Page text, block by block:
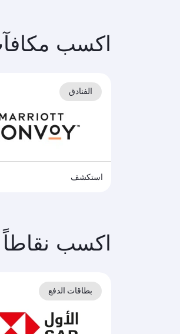
اكسب
استكشف
الفنادق
اكسب
بطاقات الدفع